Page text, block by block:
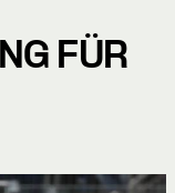
FÜR